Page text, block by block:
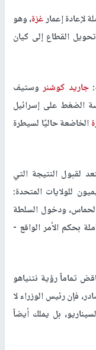
لإعادة إعمارغزة، وهو
القطاع إلى كيان
جاريد كوشنروستيف
الضغط على إسرائيل
الخاضعة حاليًا لسيطرة
لقبول النتيجة التي
للولايات المتحدة:
ودخول السلطة
بحكم الأمر الواقع -
تماماً رؤية نتنياهو
فإن رئيس الوزراء لا
بل يملك أيضاً